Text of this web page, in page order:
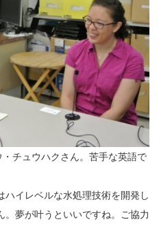
チュウハクさん。苦手な英語で
イレベルな水処理技術を開発し
。夢が叶うといいですね。ご協力